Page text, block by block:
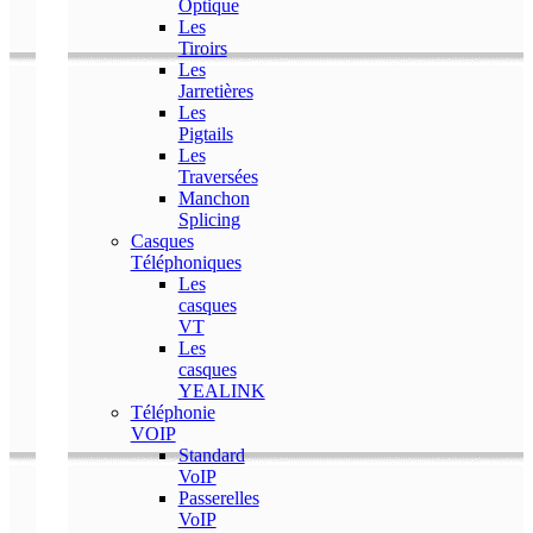
Optique
Les
Tiroirs
Les
Jarretières
Les
Pigtails
Les
Traversées
Manchon
Splicing
Casques
Téléphoniques
Les
casques
VT
Les
casques
YEALINK
Téléphonie
VOIP
Standard
VoIP
Passerelles
VoIP